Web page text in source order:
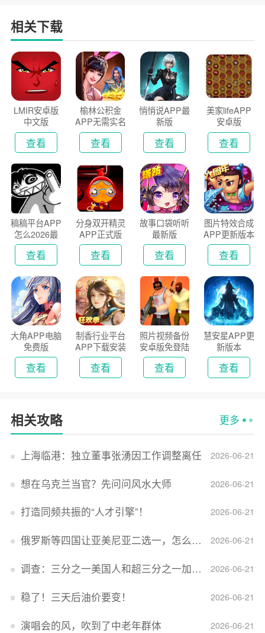
相关下载
LMIR安卓版
中文版
查看
榆林公积金
APP无需实名
认证版
查看
悄悄说APP最
新版
查看
美家lifeAPP
安卓版
查看
稿稿平台APP
怎么2026最
新版
查看
分身双开精灵
APP正式版
查看
故事口袋听听
最新版
查看
图片特效合成
APP更新版本
2026
查看
大角APP电脑
免费版
查看
制香行业平台
APP下载安装
2026
查看
照片视频备份
安卓版免登陆
版
查看
慧安星APP更
新版本
查看
相关攻略 更多
2026-06-21
上海临港：独立董事张湧因工作调整离任
2026-06-21
想在乌克兰当官？先问问风水大师
2026-06-21
打造同频共振的“人才引擎”！
2026-06-21
俄罗斯等四国让亚美尼亚二选一，怎么回事？
2026-06-21
调查：三分之一美国人和超三分之一加拿大人感到经济压力
2026-06-21
稳了！三天后油价要变！
2026-06-21
演唱会的风，吹到了中老年群体